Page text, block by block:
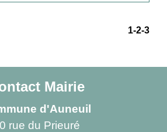
1-2-3
Mairie
d'Auneuil
rue du Prieuré